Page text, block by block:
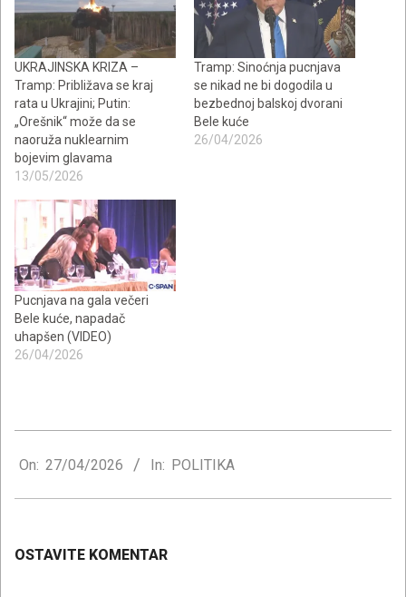
UKRAJINSKA KRIZA –
Tramp: Približava se kraj
rata u Ukrajini; Putin:
„Orešnik“ može da se
naoruža nuklearnim
bojevim glavama
13/05/2026
Tramp: Sinoćnja pucnjava
se nikad ne bi dogodila u
bezbednoj balskoj dvorani
Bele kuće
26/04/2026
Pucnjava na gala večeri
Bele kuće, napadač
uhapšen (VIDEO)
26/04/2026
04-
On: 27/04/2026 In: POLITIKA
OSTAVITE KOMENTAR